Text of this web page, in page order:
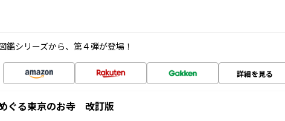
鑑シリーズから、第４弾が登場！
詳細を見る
ぐる東京のお寺 改訂版